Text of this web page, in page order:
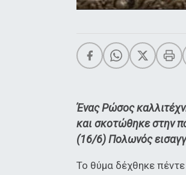
Ένας Ρώσος
και σκοτώθηκε στην
(16/6) Πολωνός
Το θύμα δέχθηκε